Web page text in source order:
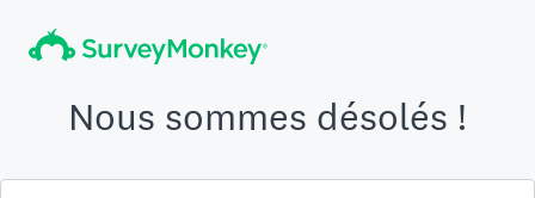
Nous sommes désolés !